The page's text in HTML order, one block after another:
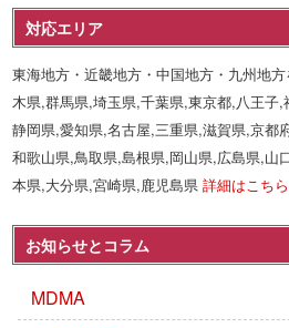
対応エリア
東海地方・近畿地方・中国地方・九州地
木県,群馬県,埼玉県,千葉県,東京都,八王子
静岡県,愛知県,名古屋,三重県,滋賀県,京都
和歌山県,鳥取県,島根県,岡山県,広島県,山
本県,大分県,宮崎県,鹿児島県詳細はこちら
お知らせとコラム
MDMA